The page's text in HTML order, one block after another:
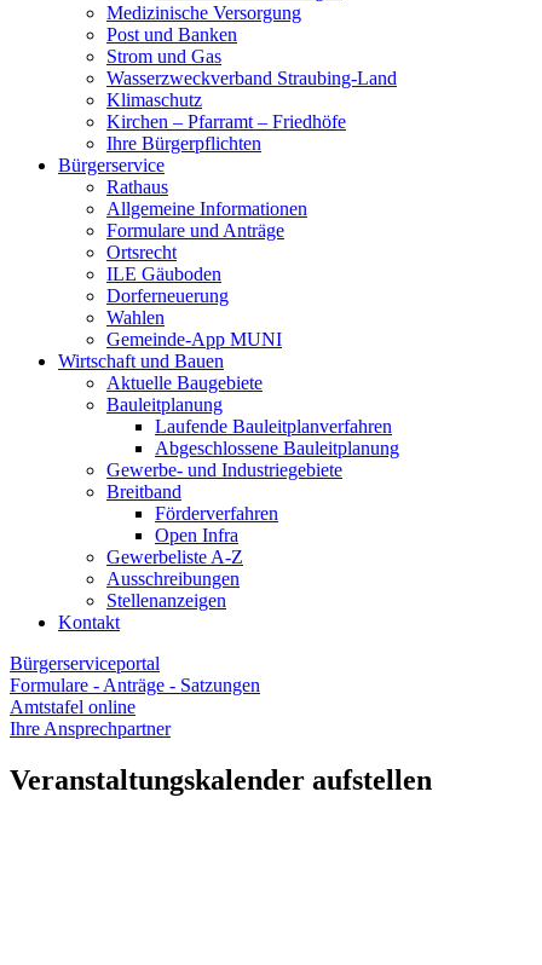
Medizinische Versorgung
Post und Banken
Strom und Gas
Wasserzweckverband Straubing-Land
Klimaschutz
Kirchen – Pfarramt – Friedhöfe
Ihre Bürgerpflichten
Bürgerservice
Rathaus
Allgemeine Informationen
Formulare und Anträge
Ortsrecht
ILE Gäuboden
Dorferneuerung
Wahlen
Gemeinde-App MUNI
Wirtschaft und Bauen
Aktuelle Baugebiete
Bauleitplanung
Laufende Bauleitplanverfahren
Abgeschlossene Bauleitplanung
Gewerbe- und Industriegebiete
Breitband
Förderverfahren
Open Infra
Gewerbeliste A-Z
Ausschreibungen
Stellenanzeigen
Kontakt
Bürgerserviceportal
Formulare - Anträge - Satzungen
Amtstafel online
Ihre Ansprechpartner
Veranstaltungskalender aufstellen